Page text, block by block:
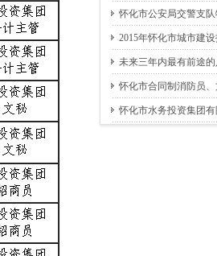
怀化市公安局交警支
2015年怀化市城市建
未来三年内最有前途
怀化市合同制消防员
怀化市水务投资集团